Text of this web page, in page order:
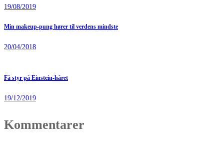
19/08/2019
Min makeup-pung hører til verdens mindste
20/04/2018
Få styr på Einstein-håret
19/12/2019
Kommentarer